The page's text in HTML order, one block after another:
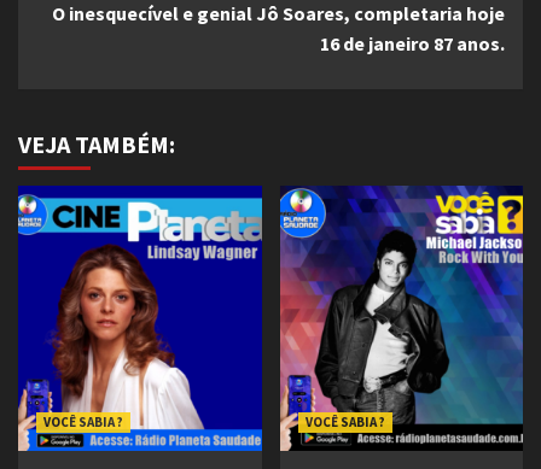
O inesquecível e genial Jô Soares, completaria hoje
16 de janeiro 87 anos.
VEJA TAMBÉM:
VOCÊ SABIA ? VOCÊ SABIA ?